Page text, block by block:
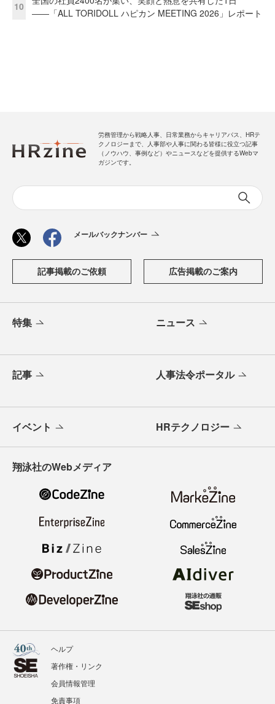
10
――「ALL TORIDOLL ハピカン MEETING 2026」レポート
労務管理から戦略人事、日常業務からキャリアパス、HRテ
クノロジーまで、人事部や人事に関わる皆様に役立つ記事
（ノウハウ、事例など）やニュースなどを提供するWebマ
ガジンです。
メールバックナンバー
記事掲載のご依頼 広告掲載のご案内
特集 ニュース
記事 人事法令ポータル
イベント HRテクノロジー
翔泳社のWebメディア
ヘルプ
著作権・リンク
会員情報管理
免責事項